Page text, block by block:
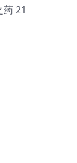
药 21